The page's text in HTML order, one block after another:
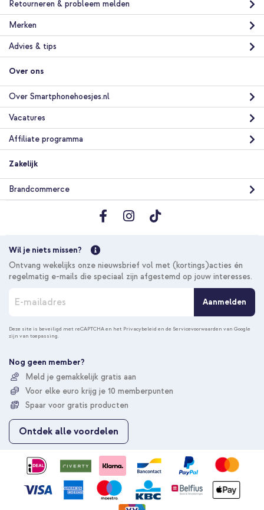
Retourneren & probleem melden
Merken
Advies & tips
Over ons
Over Smartphonehoesjes.nl
Vacatures
Affiliate programma
Zakelijk
Brandcommerce
Wil je niets missen?
Ontvang wekelijks onze nieuwsbrief vol met (kortings)acties én
regelmatig e-mails die speciaal zijn afgestemd op jouw interesses.
n
n
e
u
o
p
z
Aanmelden
Deze site is beveiligd met reCAPTCHA en het Privacybeleid en de Servicevoorwaarden van Google
zijn van toepassing.
Nog geen member?
Meld je gemakkelijk gratis aan
Voor elke euro krijg je 10 memberpunten
Spaar voor gratis producten
Ontdek alle voordelen